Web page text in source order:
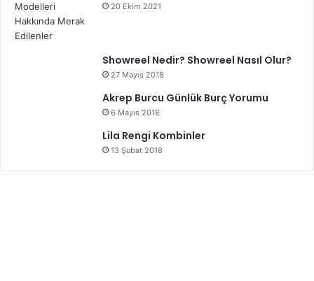
20 Ekim 2021
Showreel Nedir? Showreel Nasıl Olur?
27 Mayıs 2018
Akrep Burcu Günlük Burç Yorumu
6 Mayıs 2018
Lila Rengi Kombinler
13 Şubat 2018